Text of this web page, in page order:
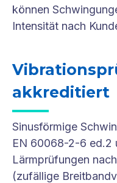
können
Intensität nach
akkreditiert
Sinusförmige
EN 60068-2-6 ed.2
Lärmprüfungen
(zufällige